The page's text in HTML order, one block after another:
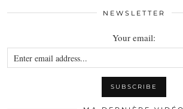
NEWSLETTER
Your email: